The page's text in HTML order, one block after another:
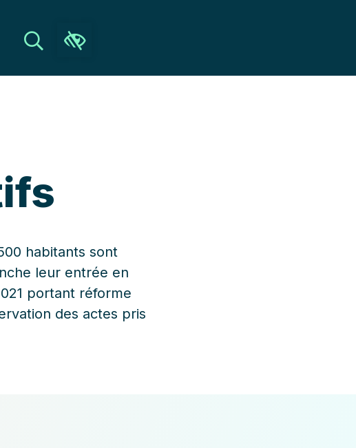
Ouvrir la barre d’outils
habitants sont
leur entrée en
portant réforme
des actes pris